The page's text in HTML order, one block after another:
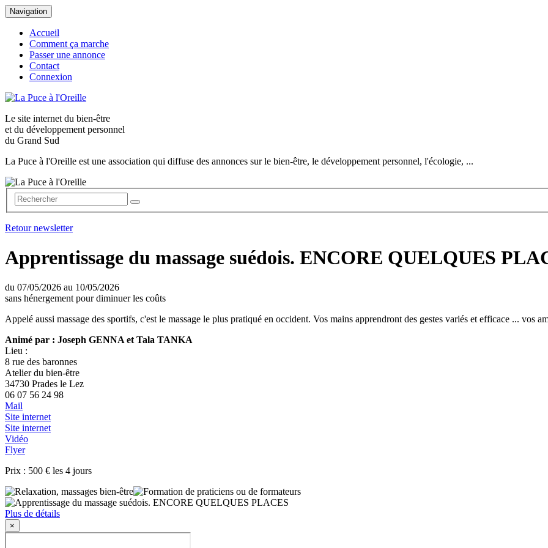
Navigation
Accueil
Comment ça marche
Passer une annonce
Contact
Connexion
Le site internet du bien-être
et du développement personnel
du Grand Sud
La Puce à l'Oreille est une association qui diffuse des annonces sur le bien-être, le développement personnel, l'écologie, ...
Retour newsletter
Apprentissage du massage suédois. ENCORE QUELQUES
du 07/05/2026 au 10/05/2026
sans hénergement pour diminuer les coûts
Appelé aussi massage des sportifs, c'est le massage le plus pratiqué en occident. Vos mains apprendront des gestes variés et efficace ...
Animé par : Joseph GENNA et Tala TANKA
Lieu :
8 rue des baronnes
Atelier du bien-être
34730 Prades le Lez
06 07 56 24 98
Mail
Site internet
Site internet
Vidéo
Flyer
Prix : 500 € les 4 jours
Plus de détails
×